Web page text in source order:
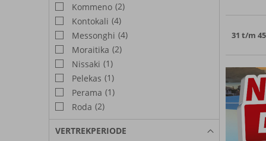
Kommeno (2)
Kontokali (4)
Messonghi (4)
Moraitika (2)
Nissaki (1)
Pelekas (1)
Perama (1)
Roda (2)
VERTREKPERIODE
een
ook
31 t/m